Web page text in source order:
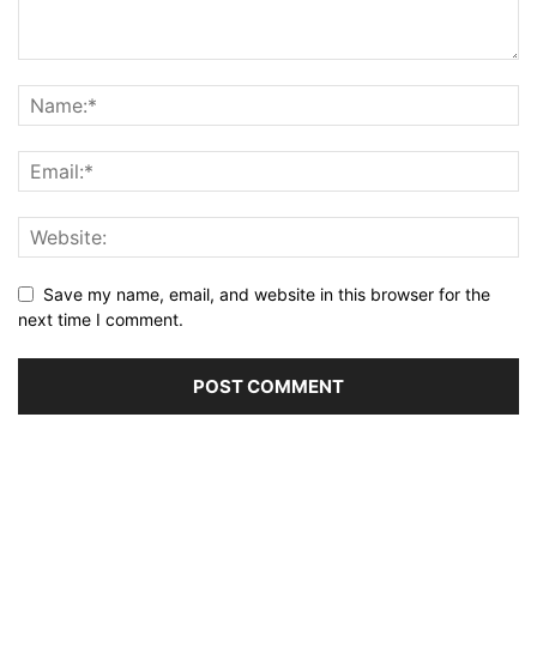
Save my name, email, and website in this browser for the
next time I comment.